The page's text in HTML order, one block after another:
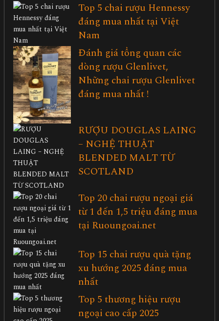
Top 5 chai rượu Hennessy
đáng mua nhất tại Việt
Nam
Đánh giá tổng quan các
dòng rượu Glenlivet,
Những chai rượu Glenlivet
đáng mua nhất !
RƯỢU DOUGLAS LAING
– NGHỆ THUẬT
BLENDED MALT TỪ
SCOTLAND
Top 20 chai rượu ngoại giá
từ 1 đến 1,5 triệu đáng mua
tại Ruoungoai.net
Top 15 chai rượu quà tặng
xu hướng 2025 đáng mua
nhất
Top 5 thương hiệu rượu
ngoại cao cấp 2025